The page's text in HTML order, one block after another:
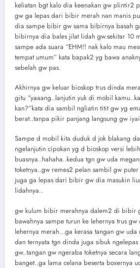
keliatan bgt kalo dia keenakan gw plintir2
gw ga lepas dari bibir merah nan manis
dia sampe bibir gw sama bibirnya basah
bibirnya dia bales jilat lidah gw.sekitar 10
sampe ada suara “EHM!! nak kalo mau
tempat umum” kata bapak2 yg bawa
sebelah gw pas.
Akhirnya gw keluar bioskop trus dinda
gitu “yaaang..lanjutin yuk di mobil
kan?”kata dia sambil ngliatin titit gw yg
berat..tanpa pikir panjang langsung gw
Sampe d mobil kita duduk d jok blakang
ngelanjutin cipokan yg d bioskop versi lebih
buasnya..hahaha..kedua tgn gw uda
toketnya..gw remes2 pelan sambil gw
juga ga lepas dari bibir gw dia masukin
lidahnya..
gw kulum bibir merahnya dalem2 di bibir
bawahnya sampe turun ke lehernya trus
lehernya merah…ga kerasa tangan gw uda
dan ternyata tgn dinda juga sibuk
gw..tangan gw ngeraba toketnya secara
banget..ga lama celana beserta boxernya